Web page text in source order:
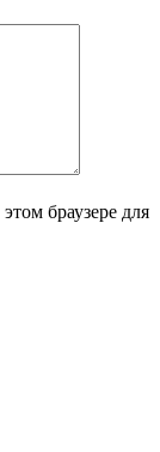
браузере для